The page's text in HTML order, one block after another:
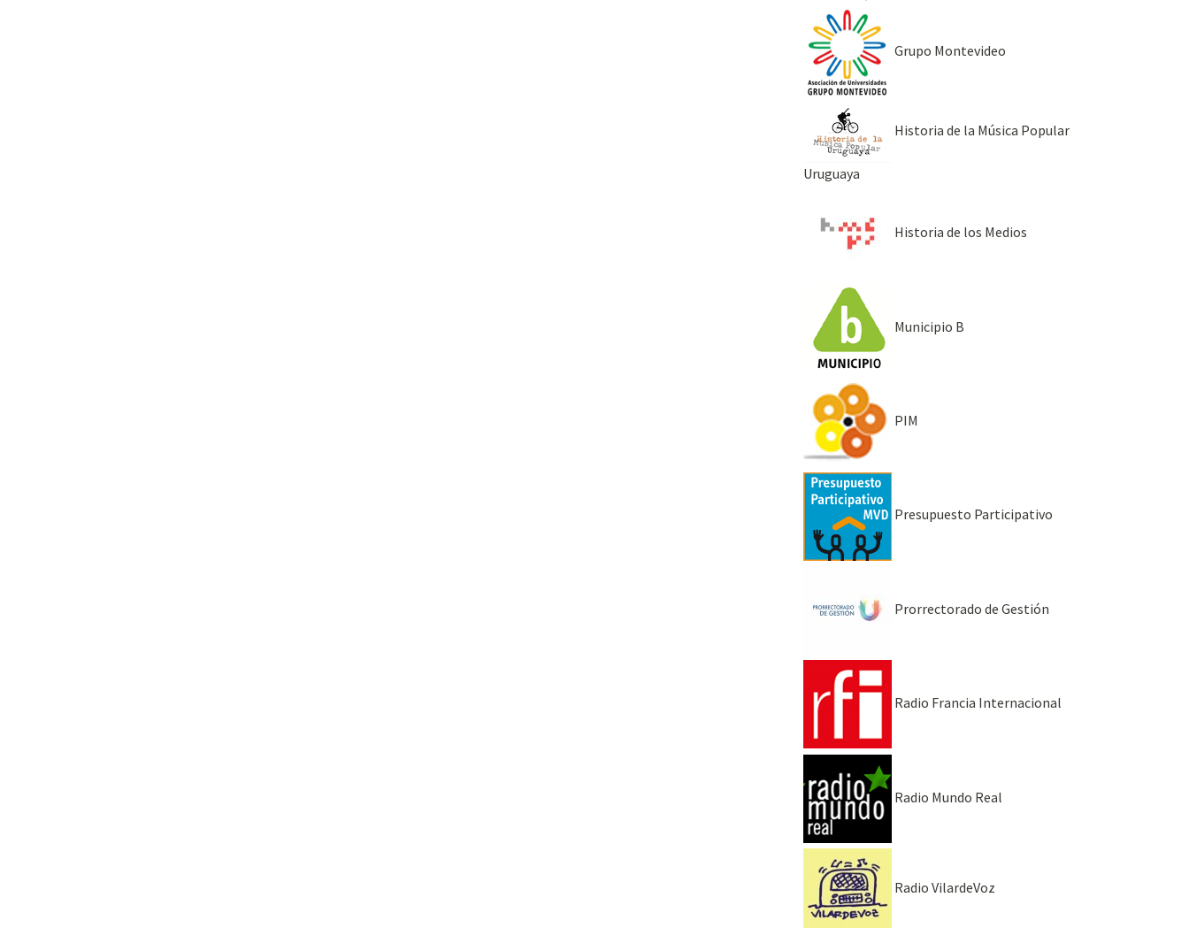
Grupo Montevideo
Historia de la Música Popular
Uruguaya
Historia de los Medios
Municipio B
PIM
Presupuesto Participativo
Prorrectorado de Gestión
Radio Francia Internacional
Radio Mundo Real
Radio VilardeVoz